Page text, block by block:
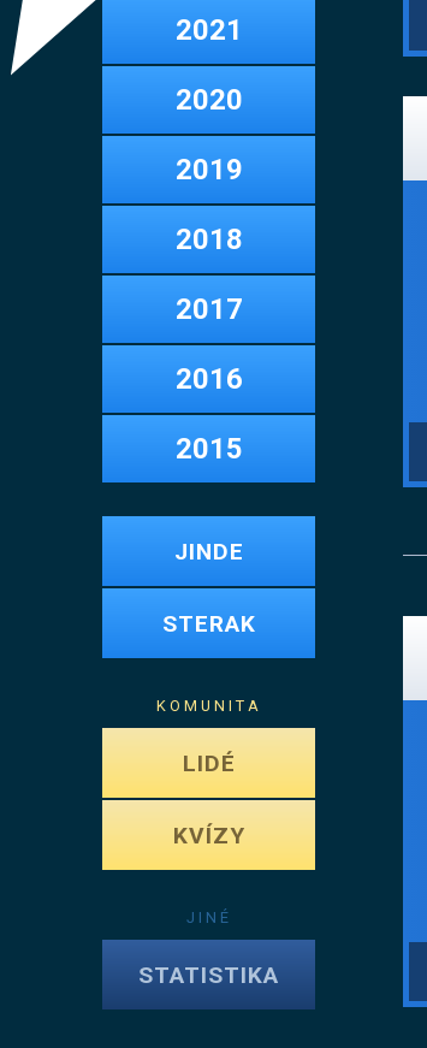
2021
2020
2019
2018
2017
2016
2015
JINDE
STERAK
KOMUNITA
LIDÉ
KVÍZY
JINÉ
STATISTIKA